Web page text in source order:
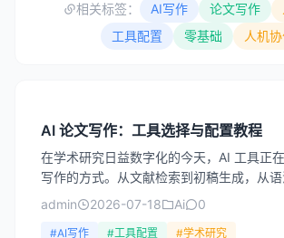
相关标签： AI写作 论文写作
工具配置
零基础 人机
AI 论文写作：工具选择与配置教程
在学术研究日益数字化的今天，AI 工具正
写作的方式。从文献检索到初稿生成，从
管理，AI 辅助写作已成为提升效率的重要
admin 2026-07-18 Ai 0
#AI写作 #工具配置 #学术研究